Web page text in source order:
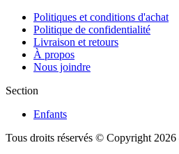
Politiques et conditions d'achat
Politique de confidentialité
Livraison et retours
À propos
Nous joindre
Section
Enfants
Tous droits réservés © Copyright